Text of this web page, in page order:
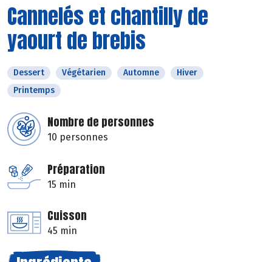
Cannelés et chantilly de
yaourt de brebis
Dessert Végétarien Automne
Hiver
Printemps
Nombre de personnes
10 personnes
Préparation
15 min
Cuisson
45 min